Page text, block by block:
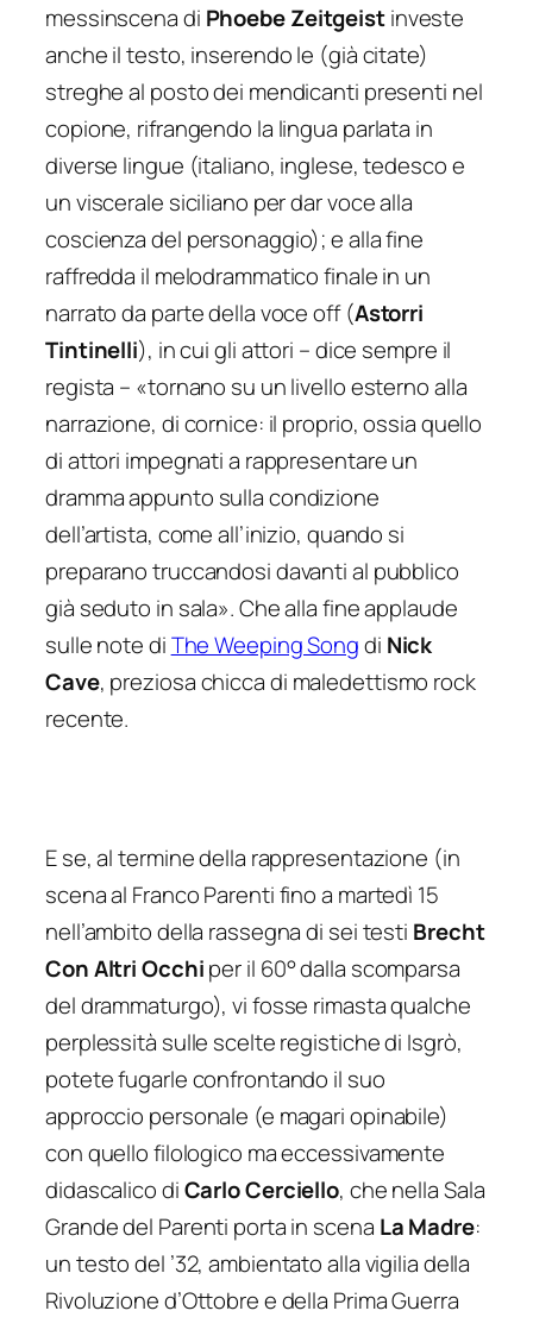
messinscena di Phoebe Zeitgeistinveste
anche il testo, inserendo le (già citate)
streghe al posto dei mendicanti presenti nel
copione, rifrangendo la lingua parlata in
diverse lingue (italiano, inglese, tedesco e
un viscerale siciliano per dar voce alla
coscienza del personaggio); e alla fine
raffredda il melodrammatico finale in un
narrato da parte della voce off (Astorri
Tintinelli), in cui gli attori – dice sempre il
regista – «tornano su un livello esterno alla
narrazione, di cornice: il proprio, ossia quello
di attori impegnati a rappresentare un
dramma appunto sulla condizione
dell’artista, come all’inizio, quando si
preparano truccandosi davanti al pubblico
già seduto in sala». Che alla fine applaude
sulle note diThe Weeping Songdi Nick
Cave, preziosa chicca di maledettismo rock
recente.
E se, al termine della rappresentazione (in
scena al Franco Parenti fino a martedì 15
nell’ambito della rassegna di sei testi Brecht
Con Altri Occhiper il 60° dalla scomparsa
del drammaturgo), vi fosse rimasta qualche
perplessità sulle scelte registiche di Isgrò,
potete fugarle confrontando il suo
approccio personale (e magari opinabile)
con quello filologico ma eccessivamente
didascalico diCarlo Cerciello, che nella Sala
Grande del Parenti porta in scena La Madre:
un testo del ’32, ambientato alla vigilia della
Rivoluzione d’Ottobre e della Prima Guerra